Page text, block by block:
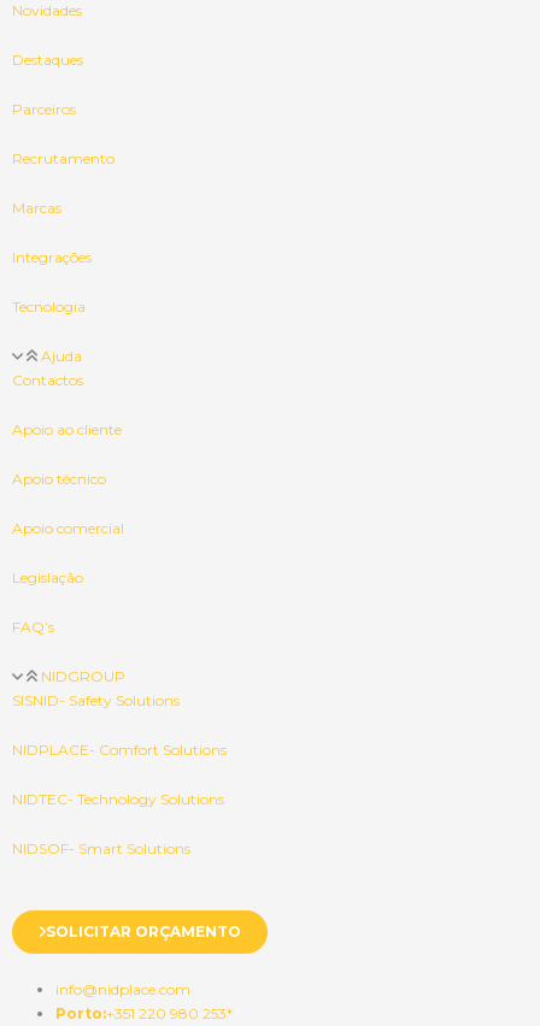
Novidades
Destaques
Parceiros
Recrutamento
Marcas
Integrações
Tecnologia
Ajuda
Contactos
Apoio ao cliente
Apoio técnico
Apoio comercial
Legislação
FAQ’s
NIDGROUP
SISNID- Safety Solutions
NIDPLACE- Comfort Solutions
NIDTEC- Technology Solutions
NIDSOF- Smart Solutions
SOLICITAR ORÇAMENTO
info@nidplace.com
Porto:+351 220 980 253*